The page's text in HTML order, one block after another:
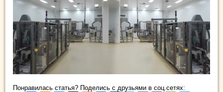
Понравилась статья? Поделись с друзьями в соц.сетях: